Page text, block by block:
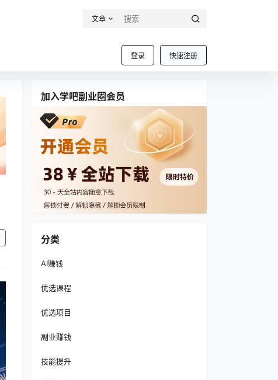
文章
登录 快速注册
加入学吧副业圈会员
分类
AI赚钱
优选课程
优选项目
副业赚钱
技能提升